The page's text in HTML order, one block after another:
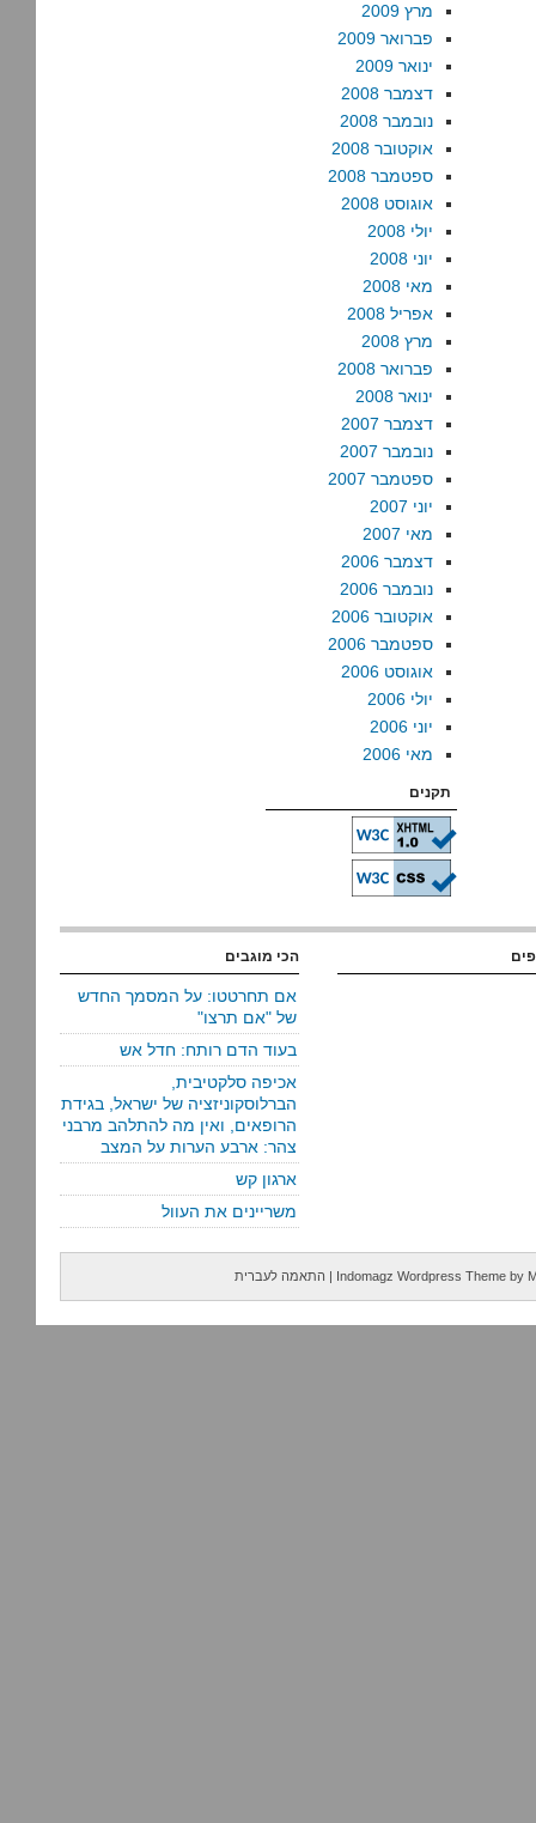
מרץ 2009
פברואר 2009
ינואר 2009
דצמבר 2008
נובמבר 2008
אוקטובר 2008
ספטמבר 2008
אוגוסט 2008
יולי 2008
יוני 2008
מאי 2008
אפריל 2008
מרץ 2008
פברואר 2008
ינואר 2008
דצמבר 2007
נובמבר 2007
ספטמבר 2007
יוני 2007
מאי 2007
דצמבר 2006
נובמבר 2006
אוקטובר 2006
ספטמבר 2006
אוגוסט 2006
יולי 2006
יוני 2006
מאי 2006
תקנים
הכי מוגבים
אם תחרטטו: על המסמך החדש
של "אם תרצו"
בעוד הדם רותח: חדל אש
אכיפה סלקטיבית,
הברלוסקוניזציה של ישראל, בגידת
הרופאים, ואין מה להתלהב מרבני
צהר: ארבע הערות על המצב
ארגון קש
משריינים את העוול
Indomagz Wordpress Theme by
| התאמה לעברית